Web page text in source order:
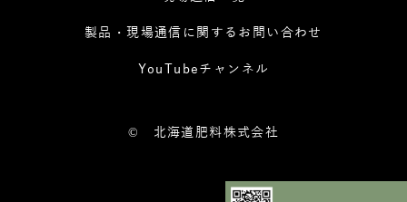
製品・現場通信に関するお問い合わせ
YouTubeチャンネル
© 北海道肥料株式会社